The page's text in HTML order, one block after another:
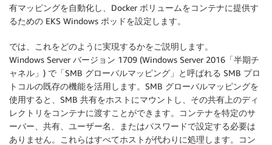
有マッピングを自動化し、Docker ボリュームをコンテナに提供す
るための EKS Windows ポッドを設定します。
では、これをどのように実現するかをご説明します。
Windows Server バージョン 1709 (Windows Server 2016「半期チ
ャネル」) で「SMB グローバルマッピング」と呼ばれる SMB プロ
トコルの既存の機能を活用します。SMB グローバルマッピングを
使用すると、SMB 共有をホストにマウントし、その共有上のディ
レクトリをコンテナに渡すことができます。コンテナを特定のサ
ーバー、共有、ユーザー名、またはパスワードで設定する必要は
ありません。これらはすべてホストが代わりに処理します。コン